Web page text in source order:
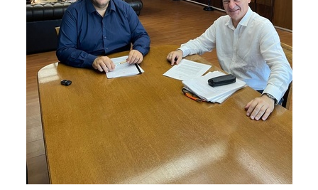
ΕΠΙΣΚΕΠΤΗΣ
ΗΡΑΚΛΕΙΟ